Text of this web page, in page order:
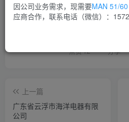
喜欢就支持一
点赞12 分享
上一篇
广东省云浮市海洋电器有限
公司
因公司业务需求，现需要MAN 51/
应商合作，联系电话（微信）：